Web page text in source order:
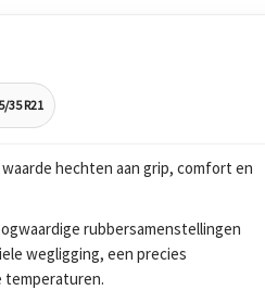
35 R21
hechten aan grip, comfort en
rubbersamenstellingen
wegligging, een precies
temperaturen.